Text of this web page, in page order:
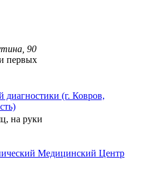
90
первых
диагностики (г. Ковров,
на руки
Медицинский Центр